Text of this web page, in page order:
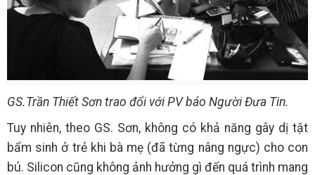
GS.Trần Thiết Sơn trao đổi với PV báo Người Đưa Tin.
Tuy nhiên, theo GS. Sơn, không có khả năng gây dị tật
bẩm sinh ở trẻ khi bà mẹ (đã từng nâng ngực) cho con
bú. Silicon cũng không ảnh hưởng gì đến quá trình mang